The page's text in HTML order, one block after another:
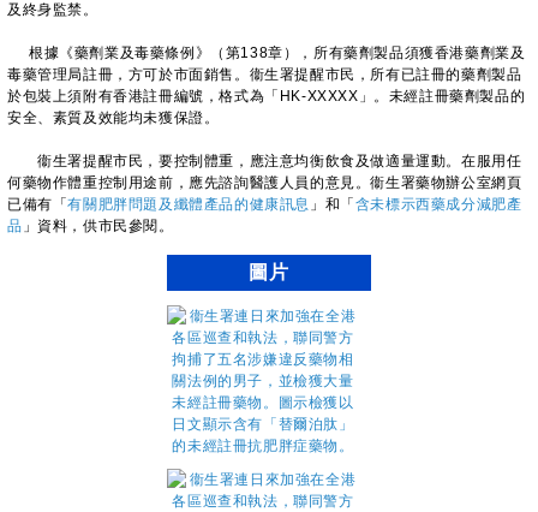
及終身監禁。
根據《藥劑業及毒藥條例》（第138章），所有藥劑製品須獲香港藥劑業及
毒藥管理局註冊，方可於市面銷售。衞生署提醒市民，所有已註冊的藥劑製品
於包裝上須附有香港註冊編號，格式為「HK-XXXXX」。未經註冊藥劑製品的
安全、素質及效能均未獲保證。
衞生署提醒市民，要控制體重，應注意均衡飲食及做適量運動。在服用任
何藥物作體重控制用途前，應先諮詢醫護人員的意見。衞生署藥物辦公室網頁
已備有「有關肥胖問題及纖體產品的健康訊息 」和「 含未標示西藥成分減肥產
品 」資料，供市民參閱。
圖片